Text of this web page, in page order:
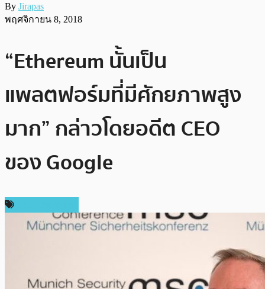
By Jirapas
พฤศจิกายน 8, 2018
“Ethereum นั้นเป็น
แพลตฟอร์มที่มีศักยภาพสูง
มาก” กล่าวโดยอดีต CEO
ของ Google